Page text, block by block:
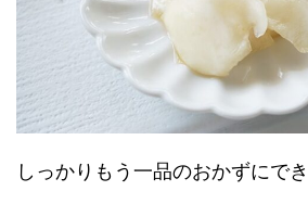
しっかりもう一品のおかずにで